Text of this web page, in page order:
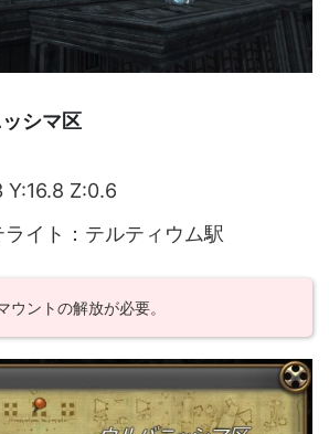
シマ区
Y:16.8 Z:0.6
イト：テルティウム駅
ウントの解放が必要。